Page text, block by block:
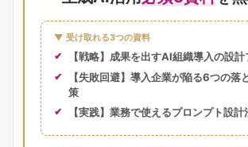
▼ 受け取れる3つの資料
【戦略】成果を出すAI組織導入の設
【失敗回避】導入企業が陥る6つの落
策
【実践】業務で使えるプロンプト設計